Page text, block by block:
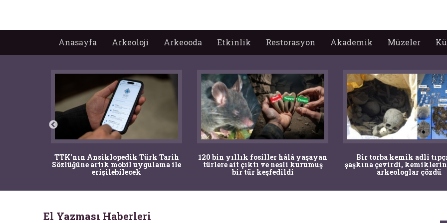
Anasayfa Arkeoloji Arkeooda Etkinlik Restorasyon Akademik Müzeler
120 bin yıllık fosiller hâlâ yaşayan
türlere ait çıktı ve nesli kurumuş
bir tür keşfedildi
Bir torba kemik adli tıpçıları
şaşkına çevirdi, kemiklerin sırrını
arkeologlar çözdü
Mandalya Körfezi’nde
çocuğun dikkati arkeolojik
yol açtı
El Yazması Haberleri